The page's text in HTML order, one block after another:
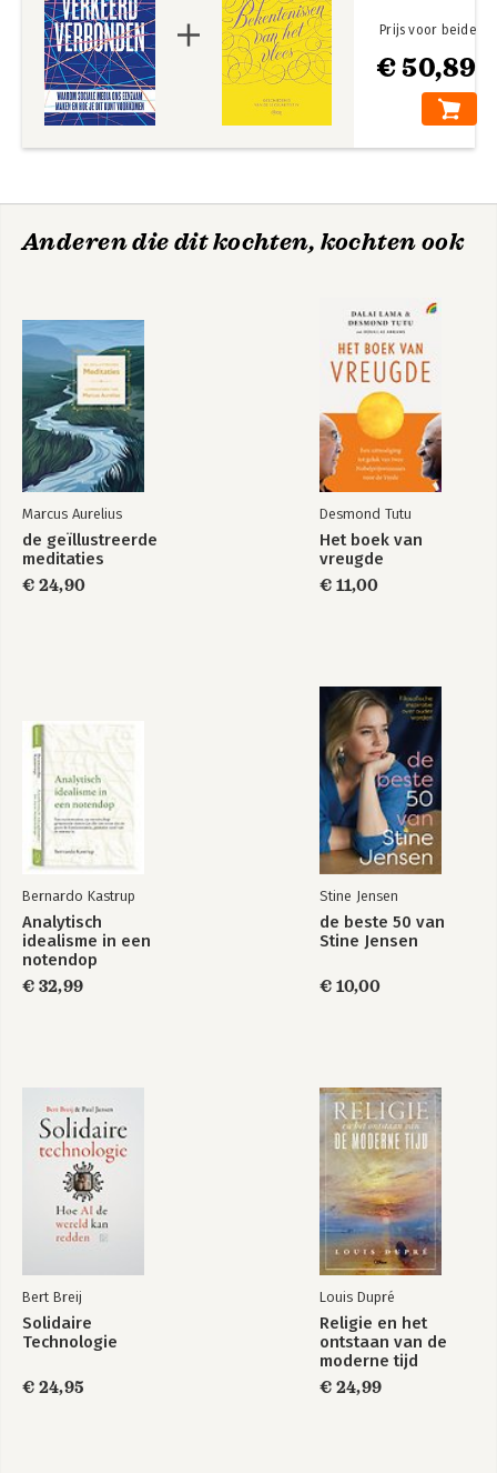
€ 50,89
Prijs voor beide
Anderen die dit kochten, kochten ook
Marcus Aurelius
de geïllustreerde
meditaties
€ 24,90
Desmond Tutu
Het boek van
vreugde
€ 11,00
Bernardo Kastrup
Analytisch
idealisme in een
notendop
€ 32,99
Stine Jensen
de beste 50 van
Stine Jensen
€ 10,00
Bert Breij
Solidaire
Technologie
€ 24,95
Louis Dupré
Religie en het
ontstaan van de
moderne tijd
€ 24,99